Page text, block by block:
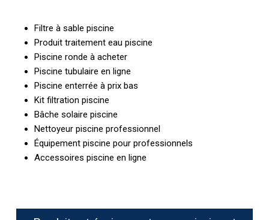
Filtre à sable piscine
Produit traitement eau piscine
Piscine ronde à acheter
Piscine tubulaire en ligne
Piscine enterrée à prix bas
Kit filtration piscine
Bâche solaire piscine
Nettoyeur piscine professionnel
Équipement piscine pour professionnels
Accessoires piscine en ligne